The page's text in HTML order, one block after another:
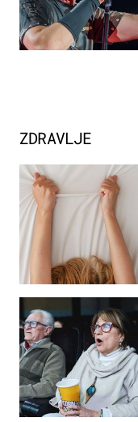
ZDRAVLJE